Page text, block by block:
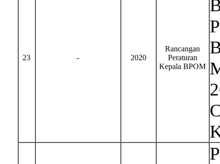
23 - 2020
Rancangan
Peraturan
Kepala BPOM